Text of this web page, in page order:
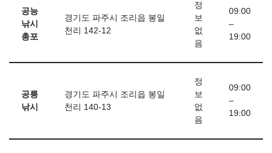
공능
낚시
총포
경기도 파주시 조리읍 봉일
천리 142-12
정
보
없
음
09:00
–
19:00
공릉
낚시
경기도 파주시 조리읍 봉일
천리 140-13
정
보
없
음
09:00
–
19:00